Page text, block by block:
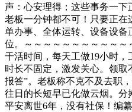
声：心安理得；这些事务一下
老板一分钟都不可！只要正
单办事、全体运转、设备设
位。～～～～～～～～～～～
干活时间，每天工做19小时
时长不固定，激发关心。领
报答”。老板称不克不及去职
往日的长短早已化做云烟。
平安离世6年，没有社保！编